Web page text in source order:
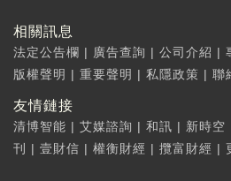
相關訊息
法定公告欄 | 廣告查詢 | 公司介紹 |
版權聲明 | 重要聲明 | 私隱政策 | 聯
友情鏈接
清博智能 | 艾媒諮詢 | 和訊 | 新時空
刊
| 壹財信 | 權衡財經 | 攬富財經 |